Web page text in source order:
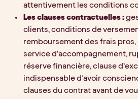
attentivement les conditions
Les clauses contractuelles :
clients, conditions de
remboursement des frais
service d’accompagnement,
réserve financière, clause
indispensable d’avoir
clauses du contrat avant de